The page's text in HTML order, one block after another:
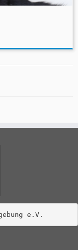
e.V.